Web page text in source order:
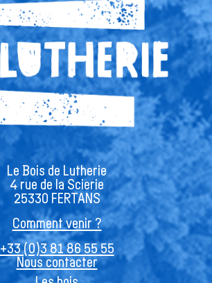
Le Bois de Lutherie
4 rue de la Scierie
25330 FERTANS
Comment venir ?
+33 (0)3 81 86 55 55
Nous contacter